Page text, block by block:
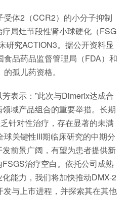
受体2（CCR2）的小分子抑制
局灶节段性肾小球硬化（FSG
研究ACTION3。据公开资料显
品药品监督管理局（FDA）和
孤儿药资格。
表示：”此次与Dimerix达成合
域产品组合的重要举措。长期
针对性治疗，存在显著的未满
关键性III期临床研究的中期分
前景广阔，有望为患者提供新
治疗空白。依托公司成熟
能力，我们将加快推动DMX-2
与上市进程，并探索其在其他